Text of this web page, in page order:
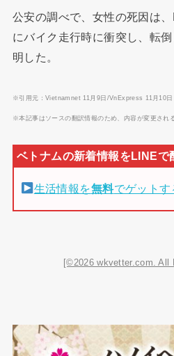
公安の調べで、女性の死因は
にバイク走行時に衝突し、転
明した。
※引用元：Vietnamnet 11月9日/VnExpress 11月10日
※本記事はソースの翻訳情報のため、内容が変更され
生活情報を無料でゲットす
[©2026 wkvetter.com. All